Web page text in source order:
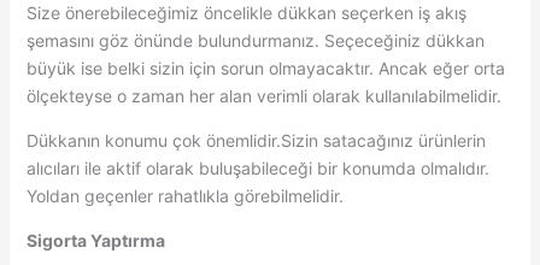
Size önerebileceğimiz öncelikle dükkan seçerken iş akış
şemasını göz önünde bulundurmanız. Seçeceğiniz dükkan
büyük ise belki sizin için sorun olmayacaktır. Ancak eğer orta
ölçekteyse o zaman her alan verimli olarak kullanılabilmelidir.
Dükkanın konumu çok önemlidir.Sizin satacağınız ürünlerin
alıcıları ile aktif olarak buluşabileceği bir konumda olmalıdır.
Yoldan geçenler rahatlıkla görebilmelidir.
Sigorta Yaptırma